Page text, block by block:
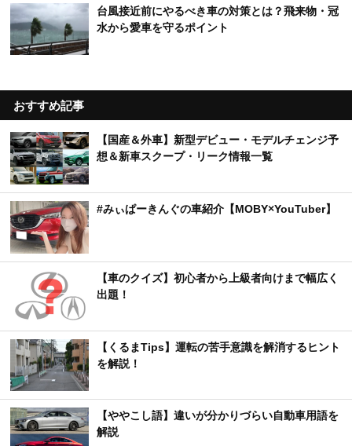
台風接近前にやるべき車の対策とは？飛来物・冠
水から愛車を守るポイント
おすすめ記事
【国産＆外車】新型デビュー・モデルチェンジ予
想＆新車スクープ・リーク情報一覧
#みぃぱーきんぐの車紹介【MOBY×YouTuber】
【車のクイズ】初心者から上級者向けまで幅広く
出題！
【くるまTips】運転の苦手意識を解消するヒント
を解説！
【ややこし語】違いが分かりづらい自動車用語を
解説